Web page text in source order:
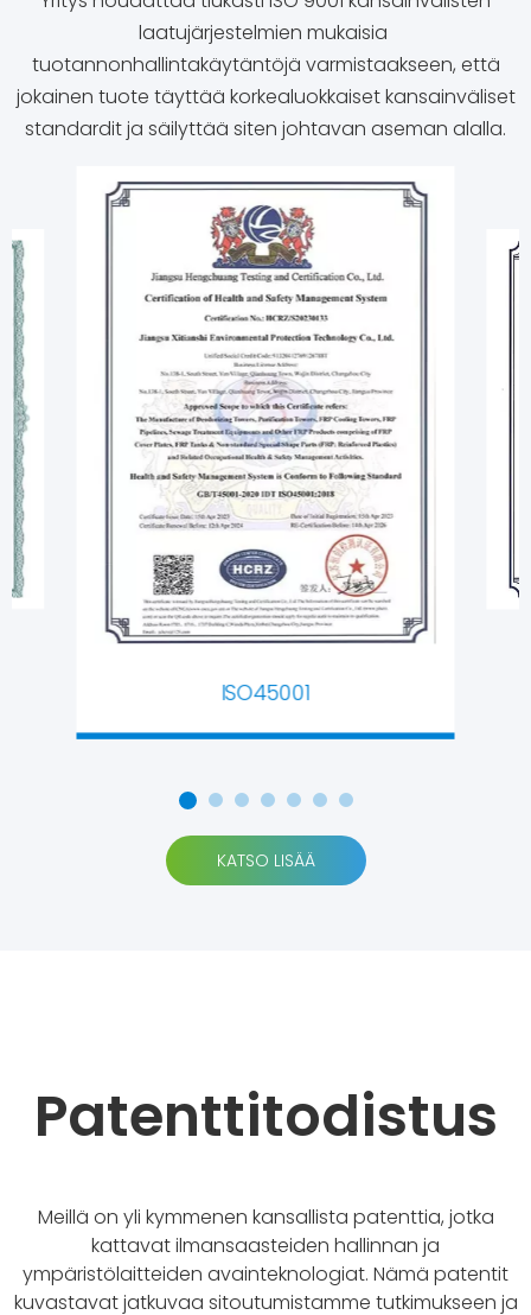
laatujärjestelmien mukaisia ​​
tuotannonhallintakäytäntöjä varmistaakseen, että
jokainen tuote täyttää korkealuokkaiset kansainväliset
standardit ja säilyttää siten johtavan aseman alalla.
ISO45001
KATSO LISÄÄ
Patenttitodistus
Meillä on yli kymmenen kansallista patenttia, jotka
kattavat ilmansaasteiden hallinnan ja
ympäristölaitteiden avainteknologiat. Nämä patentit
kuvastavat jatkuvaa sitoutumistamme tutkimukseen ja